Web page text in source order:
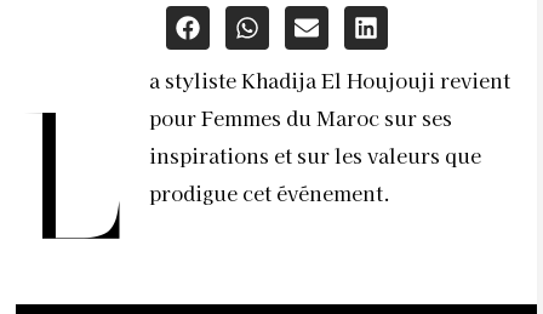
L
a styliste Khadija El Houjouji revient
pour Femmes du Maroc sur ses
inspirations et sur les valeurs que
prodigue cet événement.